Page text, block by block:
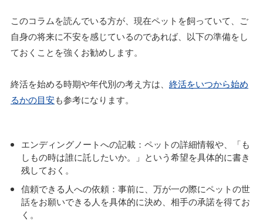
このコラムを読んでいる方が、現在ペットを飼っていて、ご
自身の将来に不安を感じているのであれば、以下の準備をし
ておくことを強くお勧めします。
終活を始める時期や年代別の考え方は、 終活をいつから始め
るかの目安も参考になります。
エンディングノートへの記載：ペットの詳細情報や、「も
しもの時は誰に託したいか。」という希望を具体的に書き
残しておく。
信頼できる人への依頼：事前に、万が一の際にペットの世
話をお願いできる人を具体的に決め、相手の承諾を得てお
く。